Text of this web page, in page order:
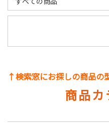
↑検索窓にお探しの商品の
商品カ